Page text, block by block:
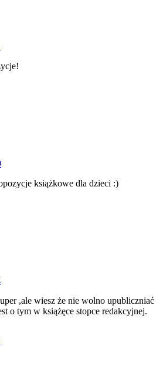
książkowe dla dzieci :)
,ale wiesz że nie wolno upubliczniać
o tym w książęce stopce redakcyjnej.